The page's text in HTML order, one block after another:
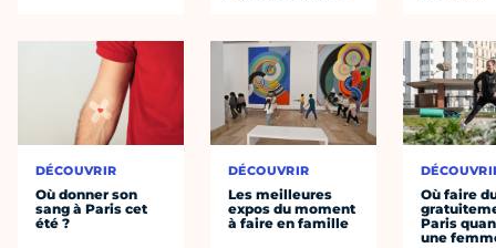
DÉCOUVRIR
Où donner son
sang à Paris cet
été ?
DÉCOUVRIR
Les meilleures
expos du moment
à faire en famille
Où faire
Paris
une